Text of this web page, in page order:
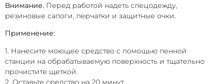
Внимание. Перед работой надеть спецодежду,
резиновые сапоги, перчатки и защитные очки.
Применение:
1. Нанесите моющее средство с помощью пенной
станции на обрабатываемую поверхность и тщательно
прочистите щеткой.
2. Оставьте средство на 20 минут.